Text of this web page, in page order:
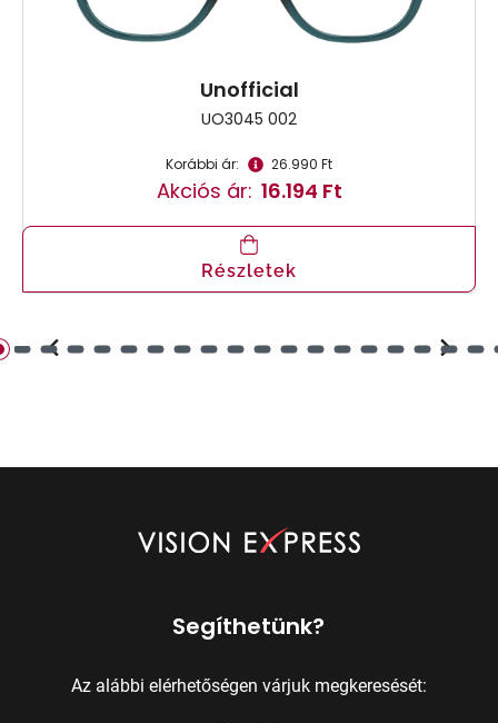
Unofficial
UO3045 002
Korábbi ár: 26.990 Ft
Akciós ár: 16.194 Ft
Részletek
Segíthetünk?
Az alábbi elérhetőségen várjuk megkeresését: